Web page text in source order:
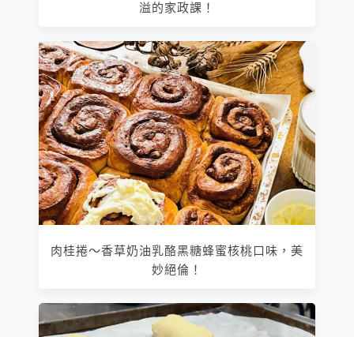
溢的家政課！
肉桂捲～香草奶油乳酪黑糖蜂蜜核桃口味，美
妙絕倫！